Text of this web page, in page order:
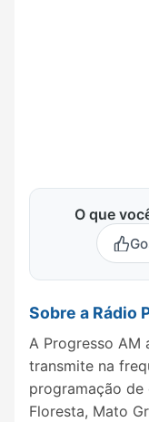
O que
Sobre a Rádio
A Progresso AM
transmite na
programação
Floresta, Mato